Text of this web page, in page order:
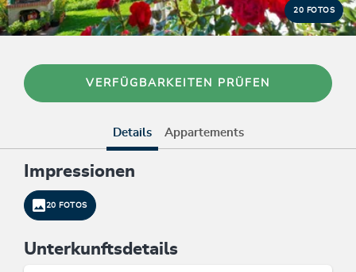
20 FOTOS
VERFÜGBARKEITEN PRÜFEN
Details Appartements
Impressionen
20 FOTOS
Unterkunftsdetails